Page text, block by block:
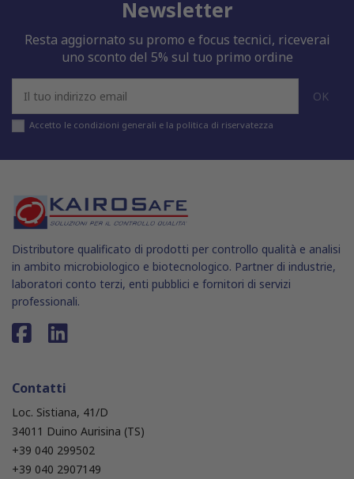
Newsletter
Resta aggiornato su promo e focus tecnici, riceverai
uno sconto del 5% sul tuo primo ordine
Accetto le condizioni generali e la politica di riservatezza
Distributore qualificato di prodotti per controllo qualità e analisi
in ambito microbiologico e biotecnologico. Partner di industrie,
laboratori conto terzi, enti pubblici e fornitori di servizi
professionali.
Contatti
Loc. Sistiana, 41/D
34011 Duino Aurisina (TS)
+39 040 299502
+39 040 2907149